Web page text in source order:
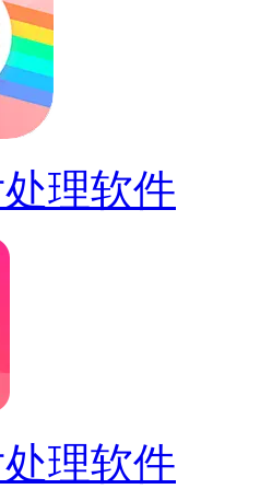
理软件
理软件